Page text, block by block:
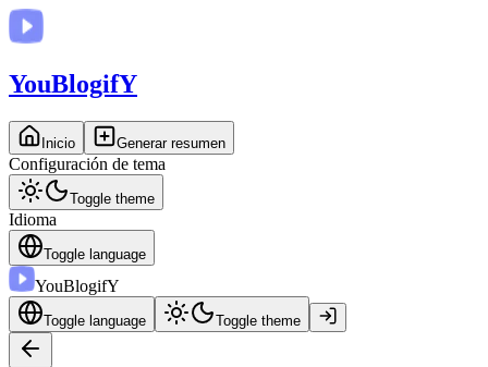
YouBlogifY
Inicio Generar resumen
Configuración de tema
Toggle theme
Idioma
Toggle language
YouBlogifY
Toggle language Toggle theme